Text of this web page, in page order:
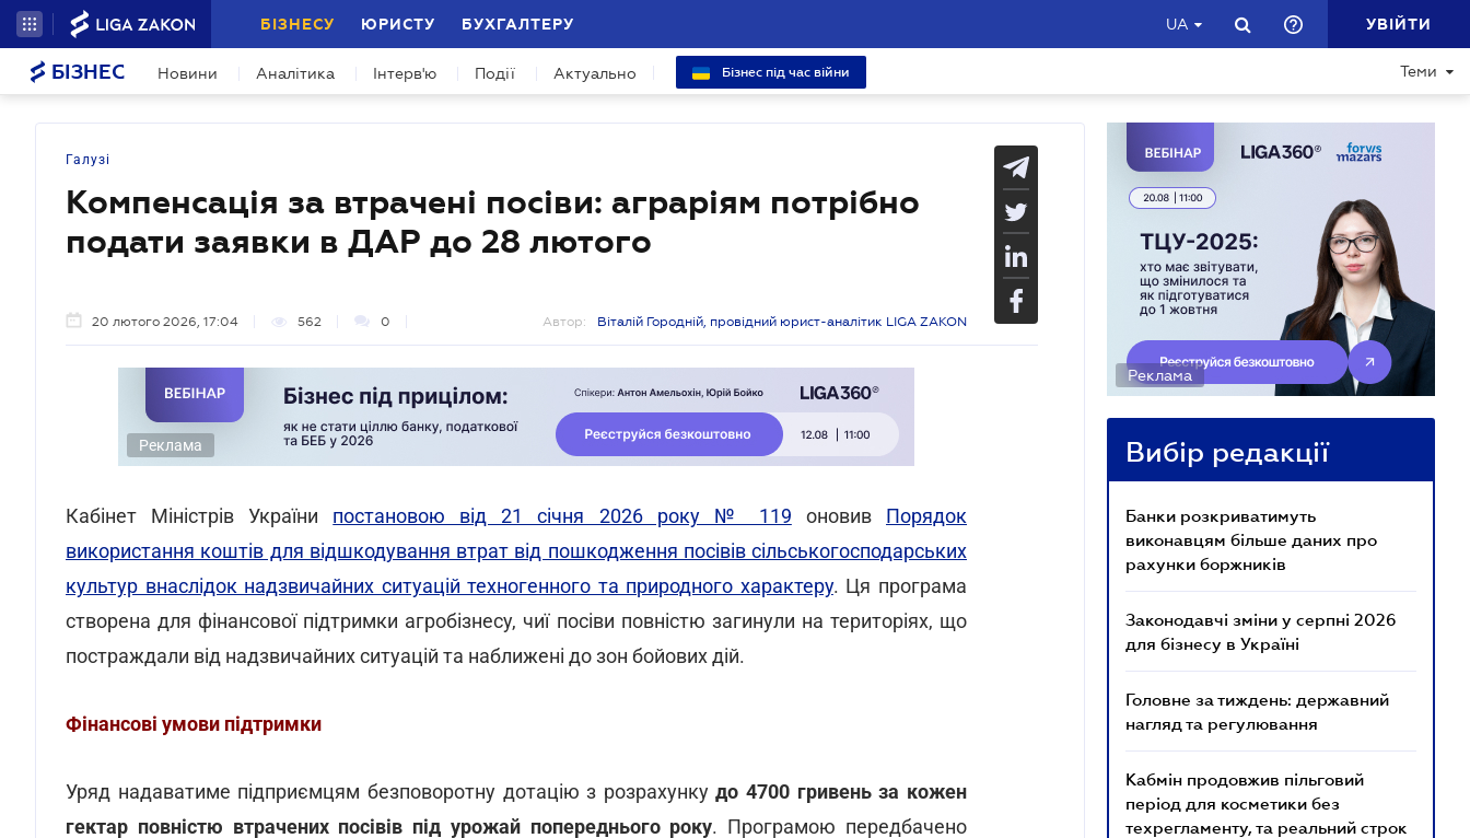
БІЗНЕСУ ЮРИСТУ БУХГАЛТЕРУ UA УВІЙТИ
БІЗНЕС Новини Аналітика Інтерв'ю Події Актуально Бізнес під час війни Теми
Галузі
Компенсація за втрачені посіви: аграріям потрібно
подати заявки в ДАР до 28 лютого
20 лютого 2026, 17:04 562 0 Автор: Віталій Городній, провідний юрист-аналітик LIGA ZAKON
Реклама
Кабінет Міністрів України постановою від 21 січня 2026 року № 119 оновив Порядок
використання коштів для відшкодування втрат від пошкодження посівів сільськогосподарських
культур внаслідок надзвичайних ситуацій техногенного та природного характеру. Ця програма
створена для фінансової підтримки агробізнесу, чиї посіви повністю загинули на територіях, що
постраждали від надзвичайних ситуацій та наближені до зон бойових дій.
Фінансові умови підтримки
Уряд надаватиме підприємцям безповоротну дотацію з розрахункудо 4700 гривень за кожен
гектар повністю втрачених посівів під урожай попереднього року. Програмою передбачено
Реклама
Вибір редакції
Банки розкриватимуть
виконавцям більше даних про
рахунки боржників
Законодавчі зміни у серпні 2026
для бізнесу в Україні
Головне за тиждень: державний
нагляд та регулювання
Кабмін продовжив пільговий
період для косметики без
техрегламенту, та реальний строк